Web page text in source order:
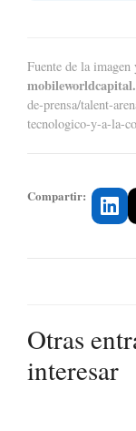
Fuente de la
de-prensa/talent-
tecnologico-y-a-la-
Compartir:
Otras
interesar